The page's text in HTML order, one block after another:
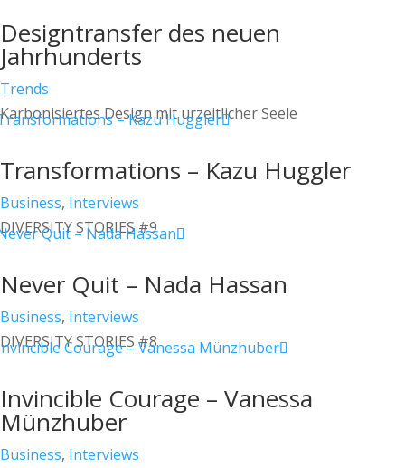
Designtransfer des neuen
Jahrhunderts
Trends
Karbonisiertes Design mit urzeitlicher Seele
Transformations – Kazu Huggler
Business, Interviews
DIVERSITY STORIES #9
Never Quit – Nada Hassan
Business, Interviews
DIVERSITY STORIES #8
Invincible Courage – Vanessa
Münzhuber
Business, Interviews